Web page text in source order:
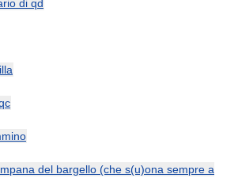
di qd
del bargello (che s(u)ona sempre a